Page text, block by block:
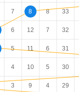
7 8 8 33
6 12 7 32
5 11 6 31
4 10 5 30
3 9 4 29